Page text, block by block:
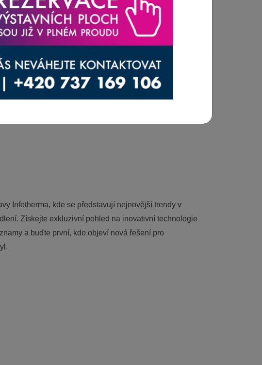
Infotherma, kde se představují nejnovější trendy v
Získejte exkluzivní pohled na inovativní technologie
a buďte první, kdo objeví nová řešení pro